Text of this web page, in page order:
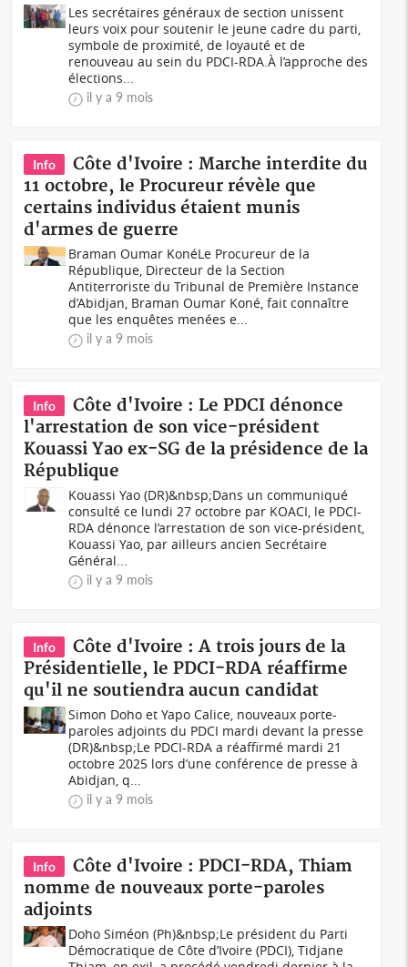
Les secrétaires généraux de section unissent
leurs voix pour soutenir le jeune cadre du parti,
symbole de proximité, de loyauté et de
renouveau au sein du PDCI-RDA.À l’approche des
élections...
il y a 9 mois
Info
Côte d'Ivoire : Marche interdite du
11 octobre, le Procureur révèle que
certains individus étaient munis
d'armes de guerre
Braman Oumar KonéLe Procureur de la
République, Directeur de la Section
Antiterroriste du Tribunal de Première Instance
d’Abidjan, Braman Oumar Koné, fait connaître
que les enquêtes menées e...
il y a 9 mois
Info
Côte d'Ivoire : Le PDCI dénonce
l'arrestation de son vice-président
Kouassi Yao ex-SG de la présidence de la
République
Kouassi Yao (DR)&nbsp;Dans un communiqué
consulté ce lundi 27 octobre par KOACI, le PDCI-
RDA dénonce l’arrestation de son vice-président,
Kouassi Yao, par ailleurs ancien Secrétaire
Général...
il y a 9 mois
Info
Côte d'Ivoire : A trois jours de la
Présidentielle, le PDCI-RDA réaffirme
qu'il ne soutiendra aucun candidat
Simon Doho et Yapo Calice, nouveaux porte-
paroles adjoints du PDCI mardi devant la presse
(DR)&nbsp;Le PDCI-RDA a réaffirmé mardi 21
octobre 2025 lors d’une conférence de presse à
Abidjan, q...
il y a 9 mois
Info
Côte d'Ivoire : PDCI-RDA, Thiam
nomme de nouveaux porte-paroles
adjoints
Doho Siméon (Ph)&nbsp;Le président du Parti
Démocratique de Côte d’Ivoire (PDCI), Tidjane